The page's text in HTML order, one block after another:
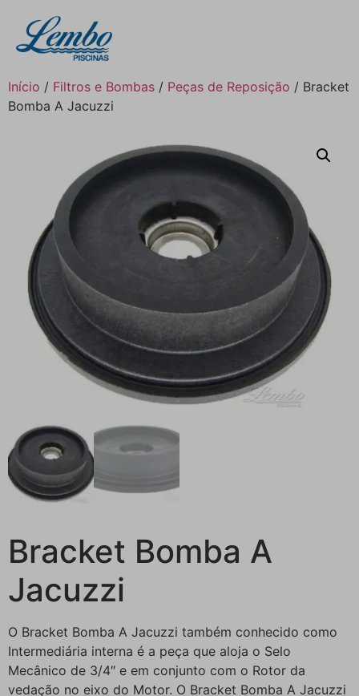
Início / Filtros e Bombas / Peças de Reposição / Bracket
Bomba A Jacuzzi
Bracket Bomba A
Jacuzzi
O Bracket Bomba A Jacuzzi também conhecido como
Intermediária interna é a peça que aloja o Selo
Mecânico de 3/4″ e em conjunto com o Rotor da
vedação no eixo do Motor. O Bracket Bomba A Jacuzzi